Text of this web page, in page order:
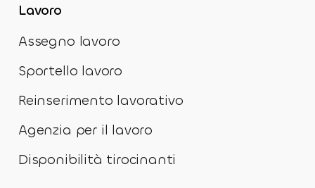
Lavoro
Assegno lavoro
Sportello lavoro
Reinserimento lavorativo
Agenzia per il lavoro
Disponibilità tirocinanti